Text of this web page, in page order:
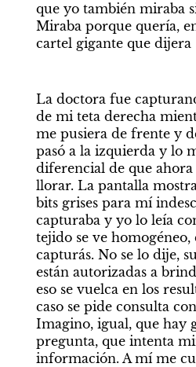
que yo también miraba
Miraba porque quería,
cartel gigante que dijera
La doctora fue
de mi teta derecha
me pusiera de frente y
pasó a la izquierda y lo
diferencial de que ahora
llorar. La pantalla
bits grises para mí
capturaba y yo lo leía
tejido se ve homogéneo,
capturás. No se lo dije,
están autorizadas a
eso se vuelca en los
caso se pide consulta
Imagino, igual, que hay
pregunta, que intenta
información. A mí me